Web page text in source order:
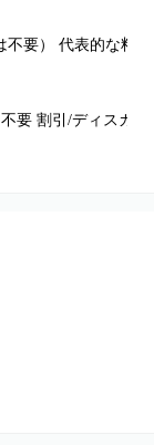
不要） 代表的な料
要 割引/ディスカ